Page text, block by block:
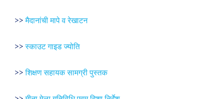
>>मैदानांची मापे व रेखाटन
>>स्काउट गाइड ज्योति
>>शिक्षण सहायक सामग्री पुस्तक